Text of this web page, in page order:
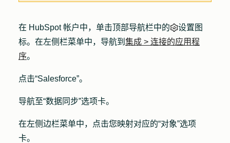
在 HubSpot 帐户中，单击顶部导航栏中的
设置图
标。在左侧栏菜单中，导航到 集成 > 连接的应用程
序。
点击“Salesforce”。
导航至“数据同步”选项卡。
在左侧边栏菜单中， 点击您映射对应的“对象”选项
卡。